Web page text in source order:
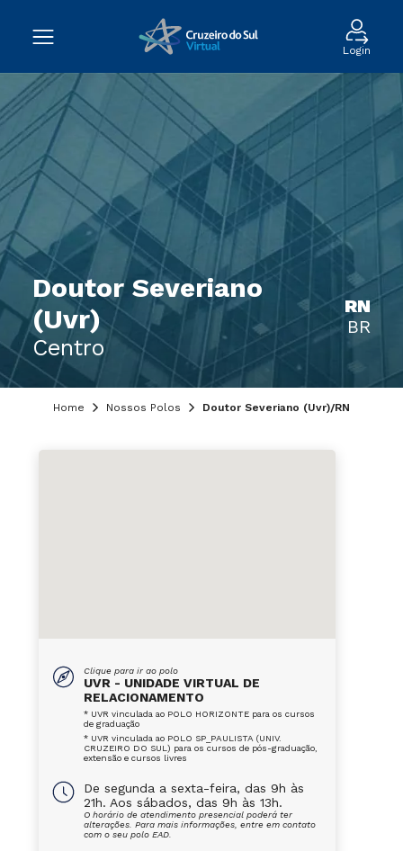
Login
Doutor Severiano
(Uvr)
Centro
RN
BR
Home Nossos Polos Doutor Severiano (Uvr)/RN
Clique para ir ao polo
UVR - UNIDADE VIRTUAL DE
RELACIONAMENTO
* UVR vinculada ao POLO HORIZONTE para os cursos
de graduação
* UVR vinculada ao POLO SP_PAULISTA (UNIV.
CRUZEIRO DO SUL) para os cursos de pós-graduação,
extensão e cursos livres
De segunda a sexta-feira, das 9h às
21h. Aos sábados, das 9h às 13h.
O horário de atendimento presencial poderá ter
alterações. Para mais informações, entre em contato
com o seu polo EAD.